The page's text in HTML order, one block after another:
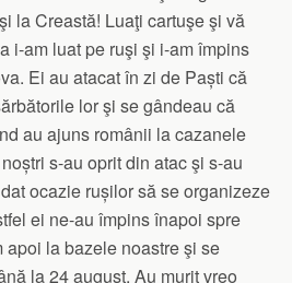
la Creastă! Luaţi cartuşe şi vă
i-am luat pe ruşi şi i-am împins
Ei au atacat în zi de Paști că
lor şi se gândeau că
au ajuns românii la cazanele
s-au oprit din atac şi s-au
ocazie rușilor să se organizeze
ei ne-au împins înapoi spre
la bazele noastre şi se
la 24 august. Au murit vreo